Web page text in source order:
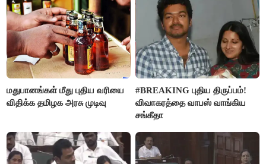
மதுபானங்கள் மீது புதிய வரியை
விதிக்க தமிழக அரசு முடிவு
#BREAKING புதிய திருப்பம்!
விவாகரத்தை வாபஸ் வாங்கிய
சங்கீதா